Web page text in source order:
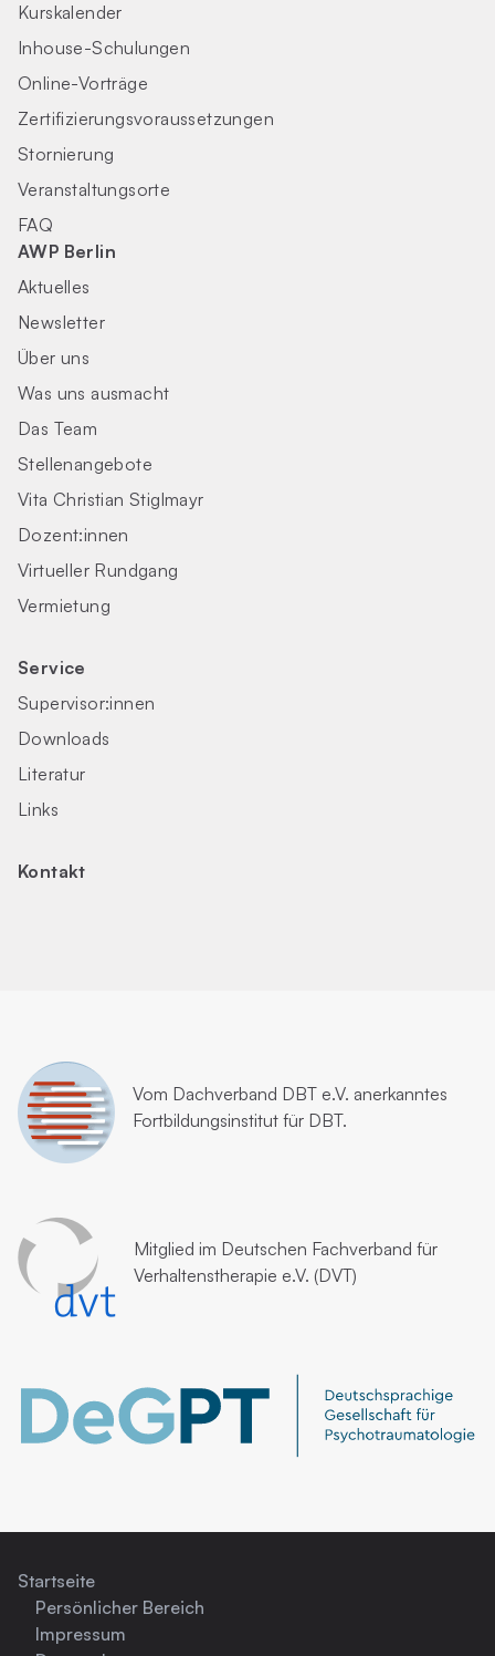
Kurskalender
Inhouse-Schulungen
Online-Vorträge
Zertifizierungs­voraus­setzungen
Stornierung
Veranstaltungsorte
FAQ
AWP Berlin
Aktuelles
Newsletter
Über uns
Was uns ausmacht
Das Team
Stellenangebote
Vita Christian Stiglmayr
Dozent:innen
Virtueller Rundgang
Vermietung
Service
Supervisor:innen
Downloads
Literatur
Links
Kontakt
Vom Dachverband DBT e.V. anerkanntes
Fortbildungsinstitut für DBT.
Mitglied im Deutschen Fachverband für
Verhaltenstherapie e.V. (DVT)
Startseite
Persönlicher Bereich
Impressum